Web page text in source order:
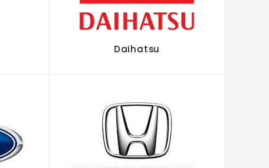
Daihatsu